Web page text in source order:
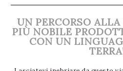
UN PERCORSO
PIÙ NOBILE
CON UN